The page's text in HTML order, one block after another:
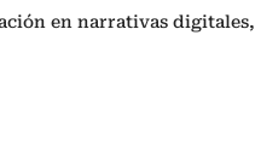
en narrativas digitales,